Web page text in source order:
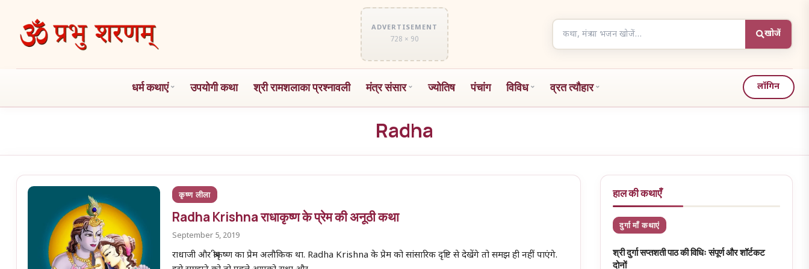
ADVERTISEMENT
728 × 90
articles
खोजें
धर्म कथाएं उपयोगी कथा श्री रामशलाका प्रश्नावली मंत्र संसार ज्योतिष पंचांग विविध व्रत त्यौहार लॉगिन
Radha
कृष्ण लीला
Radha Krishna राधाकृष्ण के प्रेम की अनूठी कथा
September 5, 2019
राधाजी और श्रीकृष्ण का प्रेम अलौकिक था. Radha Krishna के प्रेम को सांसारिक दृष्टि से देखेंगे तो समझ ही नहीं पाएंगे.
हाल की कथाएँ
दुर्गा माँ कथाएं
श्री दुर्गा सप्तशती पाठ की विधिः संपूर्ण और शॉर्टकट
दोनों